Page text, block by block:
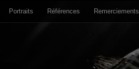
Remerciements
Références
Portraits